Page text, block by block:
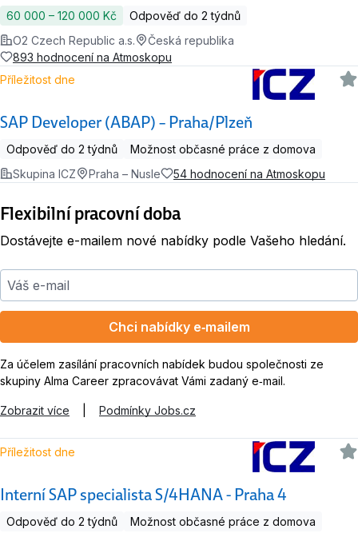
60 000 ‍–‍ 120 000 Kč
Odpověď do 2 týdnů
O2 Czech Republic a.s.
Česká republika
893 hodnocení na Atmoskopu
SAP Developer (ABAP) – Praha/Plzeň
Příležitost dne
Odpověď do 2 týdnů
Možnost občasné práce z domova
Skupina ICZ
Praha – Nusle 54 hodnocení na Atmoskopu
Flexibilní pracovní doba
Dostávejte e-mailem nové nabídky podle Vašeho hledání.
Váš e-mail
Chci nabídky e‑mailem
Za účelem zasílání pracovních nabídek budou společnosti ze
skupiny Alma Career zpracovávat Vámi zadaný e‑mail.
Zobrazit více Podmínky Jobs.cz
Interní SAP specialista S/4HANA - Praha 4
Příležitost dne
Odpověď do 2 týdnů Možnost občasné práce z domova